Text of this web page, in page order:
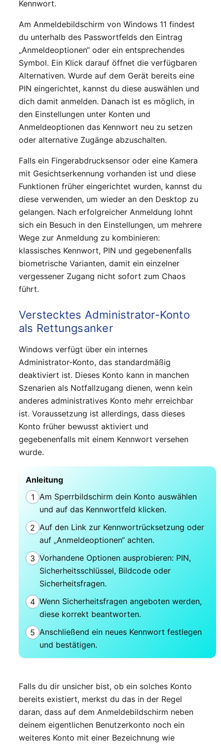
Kennwort.
Am Anmeldebildschirm von Windows 11 findest
du unterhalb des Passwortfelds den Eintrag
„Anmeldeoptionen“ oder ein entsprechendes
Symbol. Ein Klick darauf öffnet die verfügbaren
Alternativen. Wurde auf dem Gerät bereits eine
PIN eingerichtet, kannst du diese auswählen und
dich damit anmelden. Danach ist es möglich, in
den Einstellungen unter Konten und
Anmeldeoptionen das Kennwort neu zu setzen
oder alternative Zugänge abzuschalten.
Falls ein Fingerabdrucksensor oder eine Kamera
mit Gesichtserkennung vorhanden ist und diese
Funktionen früher eingerichtet wurden, kannst du
diese verwenden, um wieder an den Desktop zu
gelangen. Nach erfolgreicher Anmeldung lohnt
sich ein Besuch in den Einstellungen, um mehrere
Wege zur Anmeldung zu kombinieren:
klassisches Kennwort, PIN und gegebenenfalls
biometrische Varianten, damit ein einzelner
vergessener Zugang nicht sofort zum Chaos
führt.
Verstecktes Administrator-Konto
als Rettungsanker
Windows verfügt über ein internes
Administrator-Konto, das standardmäßig
deaktiviert ist. Dieses Konto kann in manchen
Szenarien als Notfallzugang dienen, wenn kein
anderes administratives Konto mehr erreichbar
ist. Voraussetzung ist allerdings, dass dieses
Konto früher bewusst aktiviert und
gegebenenfalls mit einem Kennwort versehen
wurde.
Anleitung
1 Am Sperrbildschirm dein Konto auswählen
und auf das Kennwortfeld klicken.
2 Auf den Link zur Kennwortrücksetzung oder
auf „Anmeldeoptionen“ achten.
3 Vorhandene Optionen ausprobieren: PIN,
Sicherheitsschlüssel, Bildcode oder
Sicherheitsfragen.
4 Wenn Sicherheitsfragen angeboten werden,
diese korrekt beantworten.
5 Anschließend ein neues Kennwort festlegen
und bestätigen.
Falls du dir unsicher bist, ob ein solches Konto
bereits existiert, merkst du das in der Regel
daran, dass auf dem Anmeldebildschirm neben
deinem eigentlichen Benutzerkonto noch ein
weiteres Konto mit einer Bezeichnung wie